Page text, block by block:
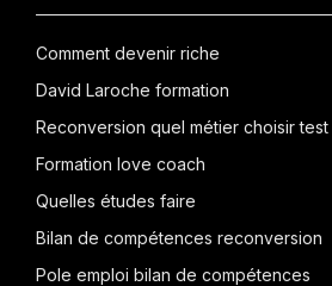
Comment devenir riche
David Laroche formation
Reconversion quel métier choisir test
Formation love coach
Quelles études faire
Bilan de compétences reconversion
Pole emploi bilan de compétences